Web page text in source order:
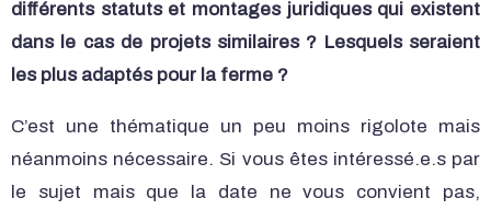
différents statuts et montages juridiques qui existent
dans le cas de projets similaires ? Lesquels seraient
les plus adaptés pour la ferme ?
C’est une thématique un peu moins rigolote mais
néanmoins nécessaire. Si vous êtes intéressé.e.s par
le sujet mais que la date ne vous convient pas,